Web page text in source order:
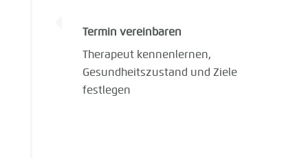
Termin vereinbaren
Therapeut kennenlernen,
Gesundheitszustand und Ziele
festlegen